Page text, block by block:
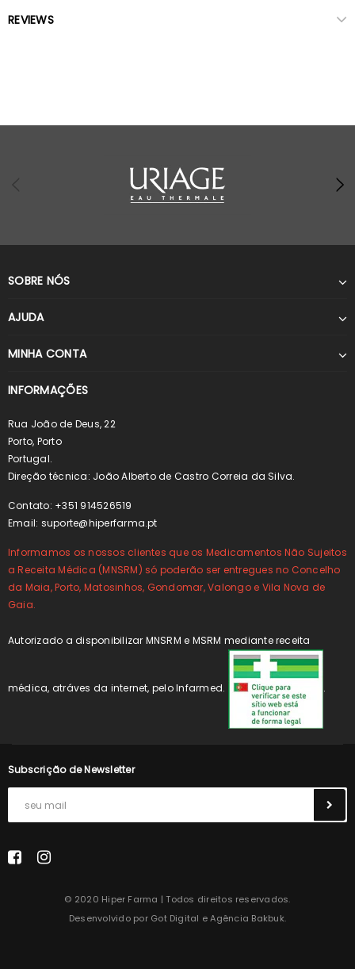
REVIEWS
SOBRE NÓS
AJUDA
MINHA CONTA
INFORMAÇÕES
Rua João de Deus, 22
Porto, Porto
Portugal.
Direção técnica: João Alberto de Castro Correia da Silva.
Contato: +351 914526519
Email: suporte@hiperfarma.pt
Informamos os nossos clientes que os Medicamentos Não Sujeitos
a Receita Médica (MNSRM) só poderão ser entregues no Concelho
da Maia, Porto, Matosinhos, Gondomar, Valongo e Vila Nova de
Gaia.
Autorizado a disponibilizar MNSRM e MSRM mediante receita
médica, atráves da internet, pelo Infarmed. .
Subscrição de Newsletter
© 2020 Hiper Farma | Todos direitos reservados.
Desenvolvido por Got Digital eAgência Bakbuk.